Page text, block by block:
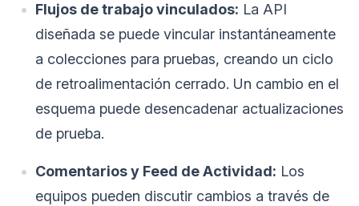
Flujos de trabajo vinculados: La API
diseñada se puede vincular instantáneamente
a colecciones para pruebas, creando un ciclo
de retroalimentación cerrado. Un cambio en el
esquema puede desencadenar actualizaciones
de prueba.
Comentarios y Feed de Actividad: Los
equipos pueden discutir cambios a través de